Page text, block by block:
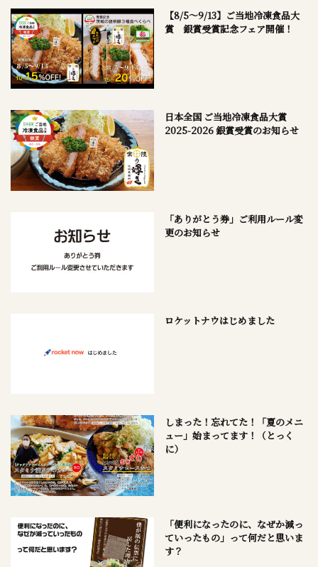
【8/5～9/13】ご当地冷凍食品大
賞 銀賞受賞記念フェア開催！
日本全国 ご当地冷凍食品大賞
2025-2026 銀賞受賞のお知らせ
「ありがとう券」ご利用ルール変
更のお知らせ
ロケットナウはじめました
しまった！忘れてた！「夏のメニ
ュー」始まってます！（とっく
に）
「便利になったのに、なぜか減っ
ていったもの」って何だと思いま
す？